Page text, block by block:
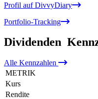
Profil auf DivvyDiary
Portfolio-Tracking
Dividenden
Alle Kennzahlen
METRIK
Kurs
Rendite